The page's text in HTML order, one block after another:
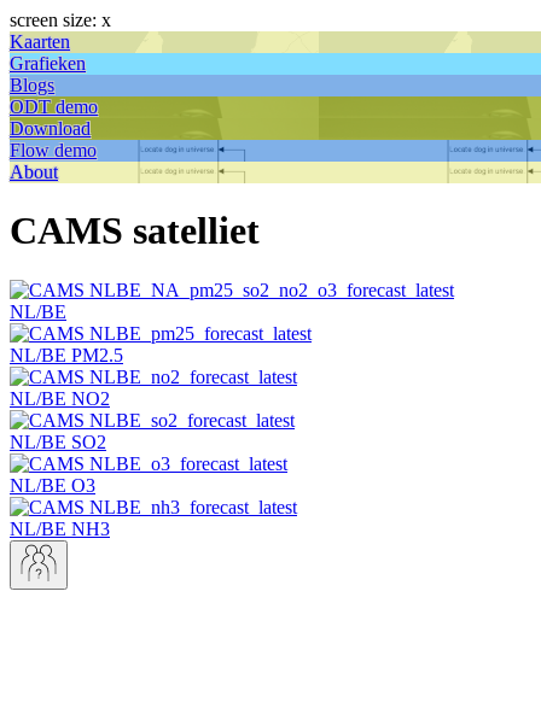
screen size: x
Kaarten
Grafieken
Blogs
ODT demo
Download
Flow demo
About
CAMS satelliet
NL/BE
NL/BE PM2.5
NL/BE NO2
NL/BE SO2
NL/BE O3
NL/BE NH3